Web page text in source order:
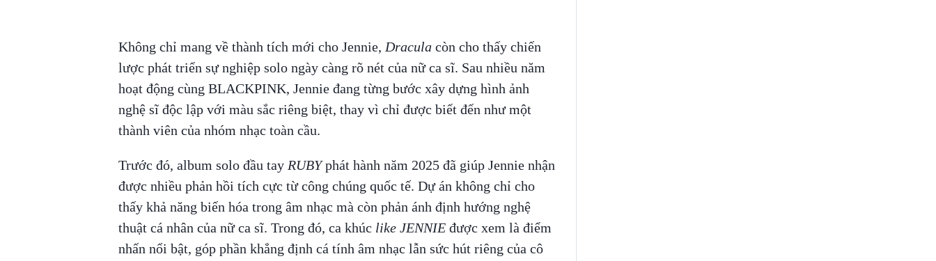
Không chỉ mang về thành tích mới cho Jennie, Draculacòn cho thấy chiến
lược phát triển sự nghiệp solo ngày càng rõ nét của nữ ca sĩ. Sau nhiều năm
hoạt động cùng BLACKPINK, Jennie đang từng bước xây dựng hình ảnh
nghệ sĩ độc lập với màu sắc riêng biệt, thay vì chỉ được biết đến như một
thành viên của nhóm nhạc toàn cầu.
Trước đó, album solo đầu tay RUBYphát hành năm 2025 đã giúp Jennie nhận
được nhiều phản hồi tích cực từ công chúng quốc tế. Dự án không chỉ cho
thấy khả năng biến hóa trong âm nhạc mà còn phản ánh định hướng nghệ
thuật cá nhân của nữ ca sĩ. Trong đó, ca khúc like JENNIEđược xem là điểm
nhấn nổi bật, góp phần khẳng định cá tính âm nhạc lẫn sức hút riêng của cô